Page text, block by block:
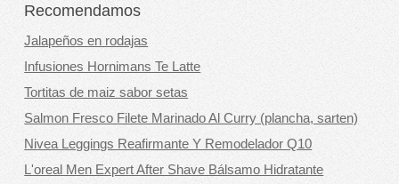
Recomendamos
Jalapeños en rodajas
Infusiones Hornimans Te Latte
Tortitas de maiz sabor setas
Salmon Fresco Filete Marinado Al Curry (plancha, sarten)
Nivea Leggings Reafirmante Y Remodelador Q10
L'oreal Men Expert After Shave Bálsamo Hidratante